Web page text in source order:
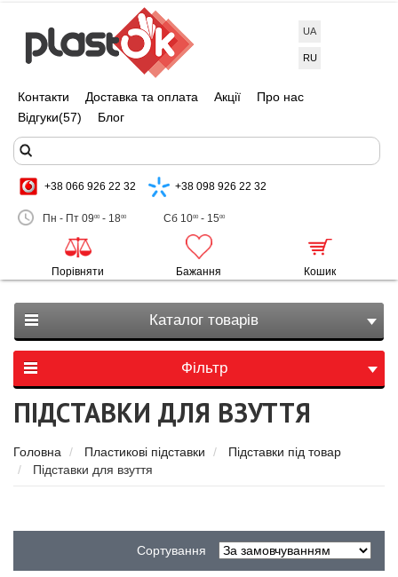
UA
RU
Контакти Доставка та оплата Акції
Про нас
Відгуки(57) Блог
+38 066 926 22 32 +38 098 926 22 32
Пн - Пт 0900 - 1800 Сб 1000 - 1500
Порівняти Бажання Кошик
Каталог товарів
Фільтр
ПІДСТАВКИ ДЛЯ ВЗУТТЯ
Головна Пластикові підставки
Підставки під товар
Підставки для взуття
Сортування